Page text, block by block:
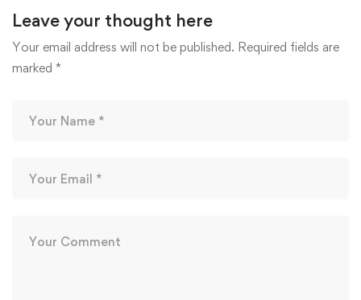
Leave your thought here
Your email address will not be published. Required fields are
marked *